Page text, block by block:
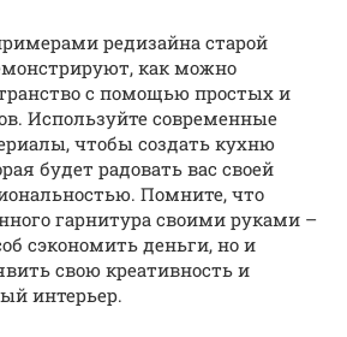
редизайна старой
как можно
с помощью простых и
Используйте современные
чтобы создать кухню
будет радовать вас своей
Помните, что
гарнитура своими руками –
сэкономить деньги, но и
свою креативность и
интерьер.